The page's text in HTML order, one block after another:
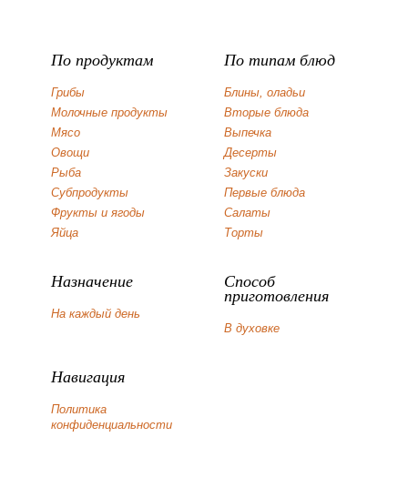
По продуктам
Грибы
Молочные продукты
Мясо
Овощи
Рыба
Субпродукты
Фрукты и ягоды
Яйца
По типам блюд
Блины, оладьи
Вторые блюда
Выпечка
Десерты
Закуски
Первые блюда
Салаты
Торты
Назначение
На каждый день
Способ
приготовления
В духовке
Навигация
Политика
конфиденциальности